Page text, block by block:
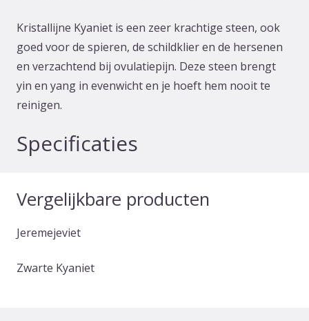
Kristallijne Kyaniet is een zeer krachtige steen, ook
goed voor de spieren, de schildklier en de hersenen
en verzachtend bij ovulatiepijn. Deze steen brengt
yin en yang in evenwicht en je hoeft hem nooit te
reinigen.
Specificaties
Vergelijkbare producten
Jeremejeviet
Zwarte Kyaniet